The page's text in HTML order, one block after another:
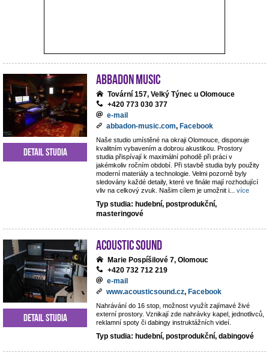
ABBADON Music
Tovární 157, Velký Týnec u Olomouce
+420 773 030 377
e-mail
abbadon-music.com, Facebook
Naše studio umístěné na okraji Olomouce, disponuje
kvalitním vybavením a dobrou akustikou. Prostory
studia přispívají k maximální pohodě při práci v
jakémkoliv ročním období. Při stavbě studia byly použity
moderní materiály a technologie. Velmi pozorně byly
sledovány každé detaily, které ve finále mají rozhodující
vliv na celkový zvuk. Našim cílem je umožnit i
více
Typ studia: hudební, postprodukční,
masteringové
Detail studia
Acoustic Sound
Marie Pospíšilové 7, Olomouc
+420 732 712 219
e-mail
www.acousticsound.cz, Facebook
Nahrávání do 16 stop, možnost využít zajímavé živé
externí prostory. Vznikají zde nahrávky kapel, jednotlivců,
reklamní spoty či dabingy instruktážních videí.
Typ studia: hudební, postprodukční, dabingové
Detail studia